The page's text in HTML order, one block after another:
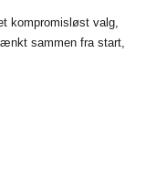
kompromisløst valg,
sammen fra start,